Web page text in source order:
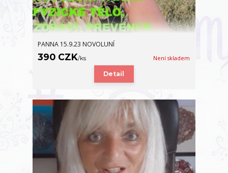
PANNA 15.9.23 NOVOLUNÍ
390 CZK/ks Není skladem
Detail